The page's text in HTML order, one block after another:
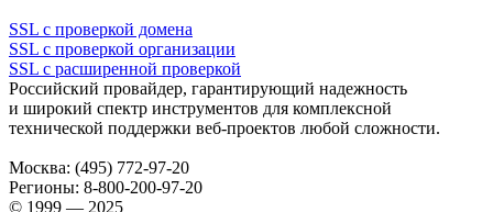
SSL с проверкой домена
SSL с проверкой организации
SSL с расширенной проверкой
Российский провайдер, гарантирующий надежность
и широкий спектр инструментов для комплексной
технической поддержки веб-проектов любой сложности.
Москва: (495) 772-97-20
Регионы: 8-800-200-97-20
© 1999 — 2025